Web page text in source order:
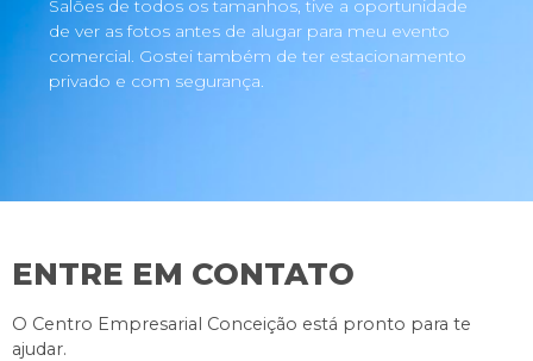
Salões de todos os tamanhos, tive a oportunidade
de ver as fotos antes de alugar para meu evento
comercial. Gostei também de ter estacionamento
privado e com segurança.
ENTRE EM CONTATO
O Centro Empresarial Conceição está pronto para te
ajudar.